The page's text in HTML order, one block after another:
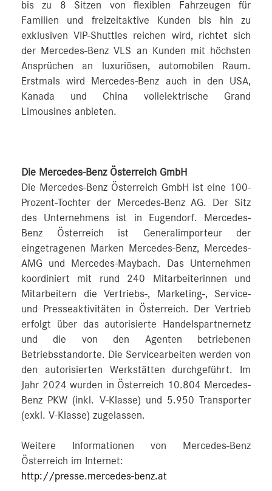
bis zu 8 Sitzen von flexiblen Fahrzeugen für
Familien und freizeitaktive Kunden bis hin zu
exklusiven VIP‑Shuttles reichen wird, richtet sich
der Mercedes‑Benz VLS an Kunden mit höchsten
Ansprüchen an luxuriösen, automobilen Raum.
Erstmals wird Mercedes‑Benz auch in den USA,
Kanada und China vollelektrische Grand
Limousines anbieten.
Die Mercedes-Benz Österreich GmbH
Die Mercedes-Benz Österreich GmbH ist eine 100-
Prozent-Tochter der Mercedes-Benz AG. Der Sitz
des Unternehmens ist in Eugendorf. Mercedes-
Benz Österreich ist Generalimporteur der
eingetragenen Marken Mercedes-Benz, Mercedes-
AMG und Mercedes-Maybach. Das Unternehmen
koordiniert mit rund 240 Mitarbeiterinnen und
Mitarbeitern die Vertriebs-, Marketing-, Service-
und Presseaktivitäten in Österreich. Der Vertrieb
erfolgt über das autorisierte Handelspartnernetz
und die von den Agenten betriebenen
Betriebsstandorte. Die Servicearbeiten werden von
den autorisierten Werkstätten durchgeführt. Im
Jahr 2024 wurden in Österreich 10.804 Mercedes-
Benz PKW (inkl. V-Klasse) und 5.950 Transporter
(exkl. V-Klasse) zugelassen.
Weitere Informationen von Mercedes-Benz
Österreich im Internet:
http://presse.mercedes-benz.at